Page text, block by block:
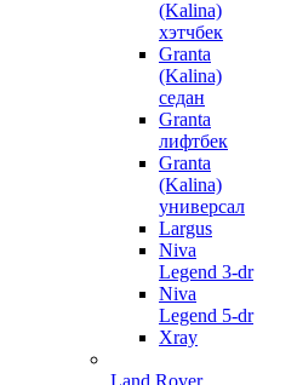
(Kalina)
хэтчбек
Granta
(Kalina)
седан
Granta
лифтбек
Granta
(Kalina)
универсал
Largus
Niva
Legend 3-dr
Niva
Legend 5-dr
Xray
Land Rover